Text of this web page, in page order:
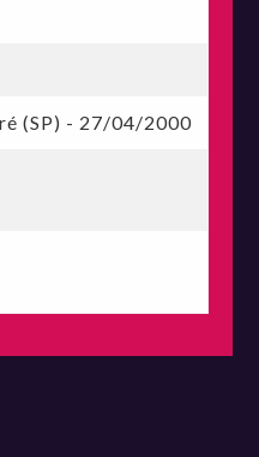
(SP) - 27/04/2000